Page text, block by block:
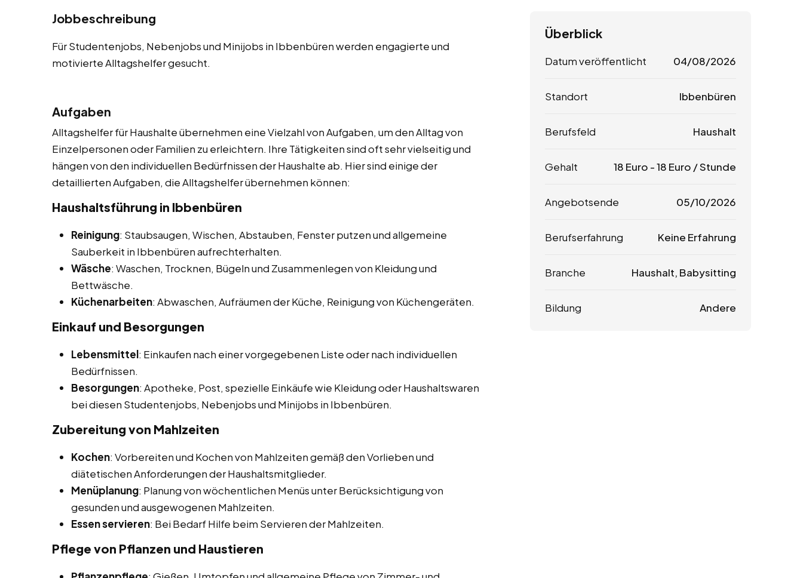
Jobbeschreibung
Für Studentenjobs, Nebenjobs und Minijobs in Ibbenbüren werden engagierte und
motivierte Alltagshelfer gesucht.
Aufgaben
Alltagshelfer für Haushalte übernehmen eine Vielzahl von Aufgaben, um den Alltag von
Einzelpersonen oder Familien zu erleichtern. Ihre Tätigkeiten sind oft sehr vielseitig und
hängen von den individuellen Bedürfnissen der Haushalte ab. Hier sind einige der
detaillierten Aufgaben, die Alltagshelfer übernehmen können:
Haushaltsführung in Ibbenbüren
Reinigung: Staubsaugen, Wischen, Abstauben, Fenster putzen und allgemeine
Sauberkeit in Ibbenbüren aufrechterhalten.
Wäsche: Waschen, Trocknen, Bügeln und Zusammenlegen von Kleidung und
Bettwäsche.
Küchenarbeiten: Abwaschen, Aufräumen der Küche, Reinigung von Küchengeräten.
Einkauf und Besorgungen
Lebensmittel: Einkaufen nach einer vorgegebenen Liste oder nach individuellen
Bedürfnissen.
Besorgungen: Apotheke, Post, spezielle Einkäufe wie Kleidung oder Haushaltswaren
bei diesen Studentenjobs, Nebenjobs und Minijobs in Ibbenbüren.
Zubereitung von Mahlzeiten
Kochen: Vorbereiten und Kochen von Mahlzeiten gemäß den Vorlieben und
diätetischen Anforderungen der Haushaltsmitglieder.
Menüplanung: Planung von wöchentlichen Menüs unter Berücksichtigung von
gesunden und ausgewogenen Mahlzeiten.
Essen servieren: Bei Bedarf Hilfe beim Servieren der Mahlzeiten.
Pflege von Pflanzen und Haustieren
Überblick
Datum veröffentlicht 04/08/2026
Standort Ibbenbüren
Berufsfeld Haushalt
Gehalt 18 Euro -18 Euro / Stunde
Angebotsende 05/10/2026
Berufserfahrung Keine Erfahrung
Branche Haushalt, Babysitting
Bildung Andere